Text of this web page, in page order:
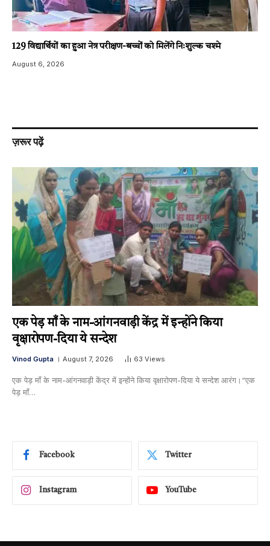
129 विद्यार्थियों का हुआ नेत्र परीक्षण-बच्चों को मिलेंगे निःशुल्क चश्मे
August 6, 2026
ज़रूर पढ़ें
एक पेड़ माँ के नाम-आंगनवाड़ी केंद्र में इन्होंने किया
वृक्षारोपण-दिया ये सन्देश
Vinod Gupta August 7, 2026 63 Views
एक पेड़ माँ के नाम-आंगनवाड़ी केंद्र में इन्होंने किया वृक्षारोपण-दिया ये सन्देश आरंग।“एक
पेड़ माँ…
Facebook Twitter
Instagram YouTube